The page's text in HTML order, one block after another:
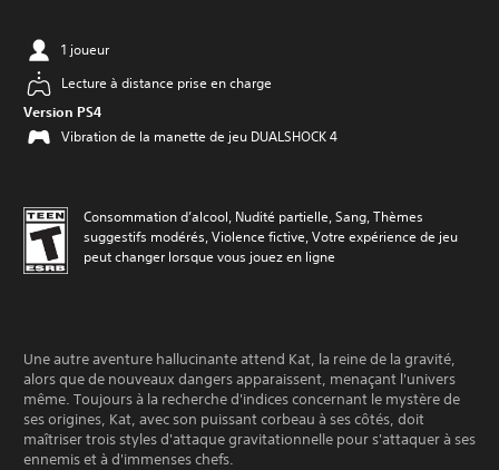
1 joueur
Lecture à distance prise en charge
Version PS4
Vibration de la manette de jeu DUALSHOCK 4
Consommation d’alcool, Nudité partielle, Sang, Thèmes
suggestifs modérés, Violence fictive, Votre expérience de jeu
peut changer lorsque vous jouez en ligne
Une autre aventure hallucinante attend Kat, la reine de la gravité,
alors que de nouveaux dangers apparaissent, menaçant l'univers
même. Toujours à la recherche d'indices concernant le mystère de
ses origines, Kat, avec son puissant corbeau à ses côtés, doit
maîtriser trois styles d'attaque gravitationnelle pour s'attaquer à ses
ennemis et à d'immenses chefs.